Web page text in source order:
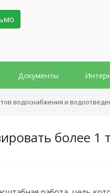
Документы
водоснабжения и
более 1